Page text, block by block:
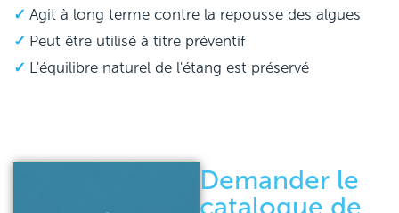
Agit à long terme contre la repousse des algues
Peut être utilisé à titre préventif
L'équilibre naturel de l'étang est préservé
Demander le
catalogue de